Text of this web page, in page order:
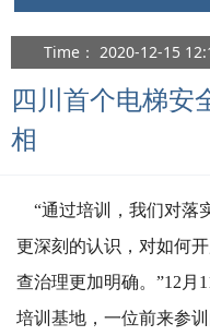
Time： 2020-12-15
四川首个电梯安
相
“通过培训，我们对落
更深刻的认识，对如何
查治理更加明确。”12月
培训基地，一位前来参